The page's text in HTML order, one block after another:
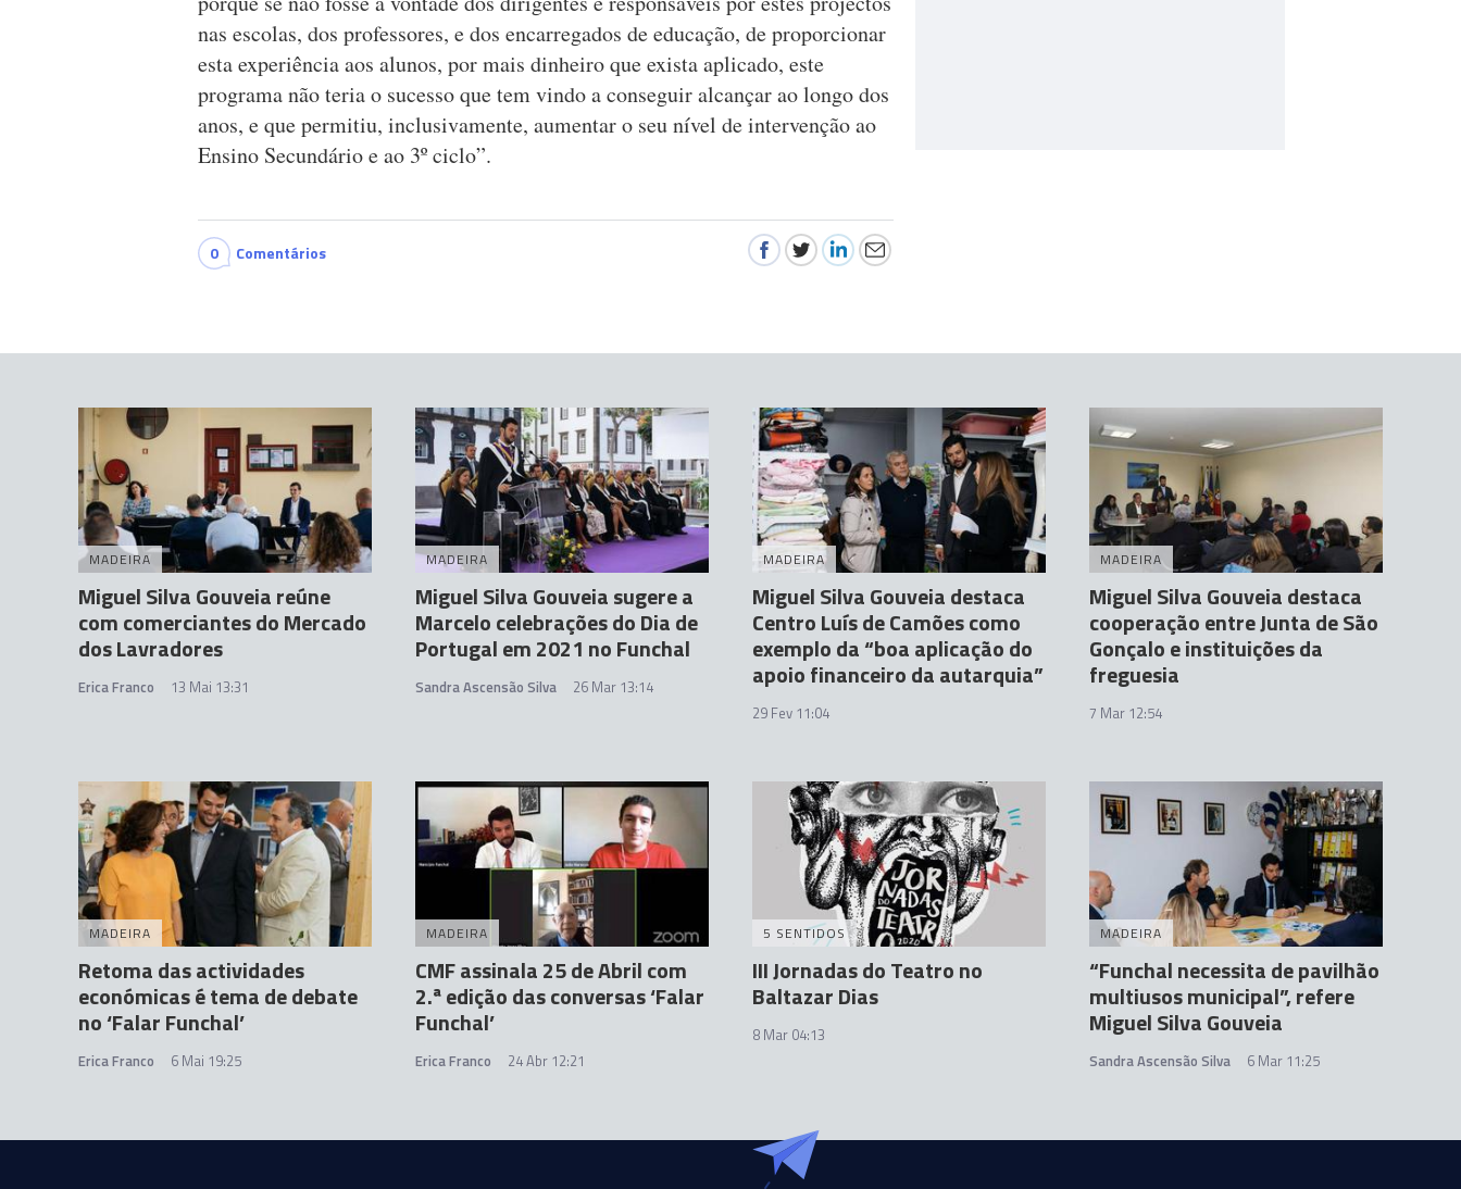
nas escolas, dos professores, e dos encarregados de educação, de proporcionar
esta experiência aos alunos, por mais dinheiro que exista aplicado, este
programa não teria o sucesso que tem vindo a conseguir alcançar ao longo dos
anos, e que permitiu, inclusivamente, aumentar o seu nível de intervenção ao
Ensino Secundário e ao 3º ciclo”.
0 Comentários
MADEIRA
Miguel Silva Gouveia reúne
com comerciantes do Mercado
dos Lavradores
Erica Franco 13 Mai 13:31
MADEIRA
Miguel Silva Gouveia sugere a
Marcelo celebrações do Dia de
Portugal em 2021 no Funchal
Sandra Ascensão Silva 26 Mar 13:14
MADEIRA
Miguel Silva Gouveia destaca
Centro Luís de Camões como
exemplo da “boa aplicação do
apoio financeiro da autarquia”
29 Fev 11:04
MADEIRA
Miguel Silva Gouveia destaca
cooperação entre Junta de São
Gonçalo e instituições da
freguesia
7 Mar 12:54
MADEIRA
Retoma das actividades
económicas é tema de debate
no ‘Falar Funchal’
Erica Franco 6 Mai 19:25
MADEIRA
CMF assinala 25 de Abril com
2.ª edição das conversas ‘Falar
Funchal’
Erica Franco 24 Abr 12:21
5 SENTIDOS
III Jornadas do Teatro no
Baltazar Dias
8 Mar 04:13
MADEIRA
“Funchal necessita de pavilhão
multiusos municipal”, refere
Miguel Silva Gouveia
Sandra Ascensão Silva 6 Mar 11:25